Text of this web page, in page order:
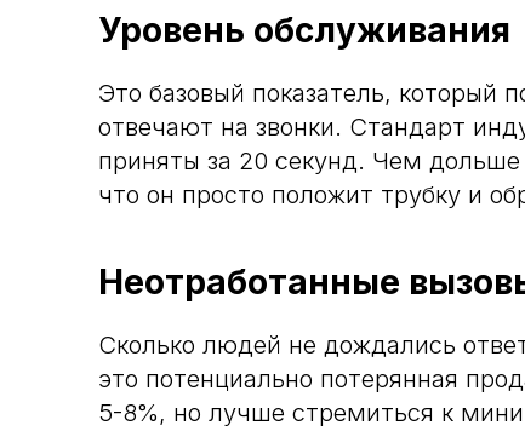
Уровень обслуживания
Это базовый показатель, который
отвечают на звонки. Стандарт
приняты за 20 секунд. Чем
что он просто положит трубку и
Неотработанные
Сколько людей не дождались
это потенциально потерянная
5-8%, но лучше стремиться к